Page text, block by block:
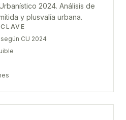
2024. Análisis de
y plusvalía urbana.
CU 2024